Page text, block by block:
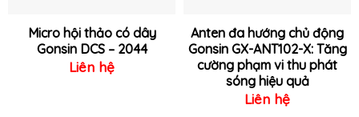
Micro hội thảo có dây
Gonsin DCS – 2044
Liên hệ
Anten đa hướng chủ động
Gonsin GX-ANT102-X: Tăng
cường phạm vi thu phát
sóng hiệu quả
Liên hệ